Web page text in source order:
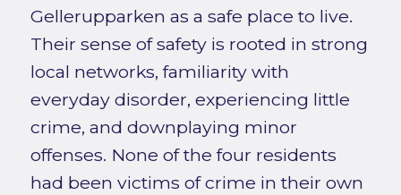
Gellerupparken as a safe place to live.
Their sense of safety is rooted in strong
local networks, familiarity with
everyday disorder, experiencing little
crime, and downplaying minor
offenses. None of the four residents
had been victims of crime in their own